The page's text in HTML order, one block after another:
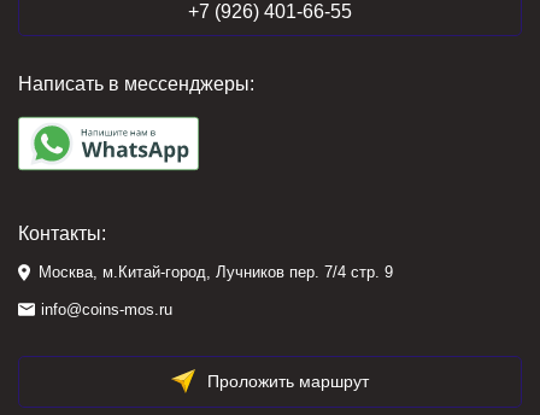
+7 (926) 401-66-55
Написать в мессенджеры:
Контакты:
Москва, м.Китай-город, Лучников пер. 7/4 стр. 9
info@coins-mos.ru
Проложить маршрут